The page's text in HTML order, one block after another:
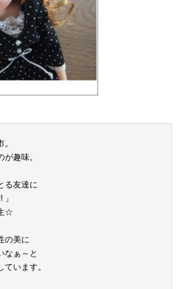
趣味。
る友達に
☆
の美に
なぁ～と
います。